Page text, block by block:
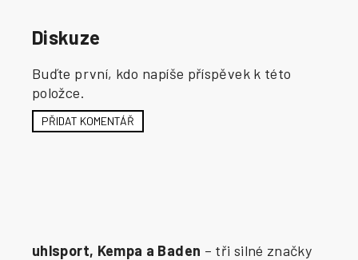
Diskuze
Buďte první, kdo napíše příspěvek k této
položce.
PŘIDAT KOMENTÁŘ
uhlsport, Kempa a Baden – tři silné značky